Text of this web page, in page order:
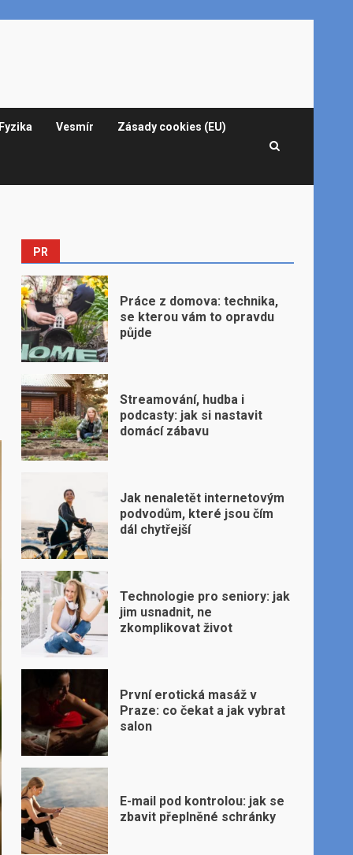
Fyzika Vesmír Zásady cookies (EU)
PR
Práce z domova: technika,
se kterou vám to opravdu
půjde
Streamování, hudba i
podcasty: jak si nastavit
domácí zábavu
Jak nenaletět internetovým
podvodům, které jsou čím
dál chytřejší
Technologie pro seniory: jak
jim usnadnit, ne
zkomplikovat život
První erotická masáž v
Praze: co čekat a jak vybrat
salon
E-mail pod kontrolou: jak se
zbavit přeplněné schránky